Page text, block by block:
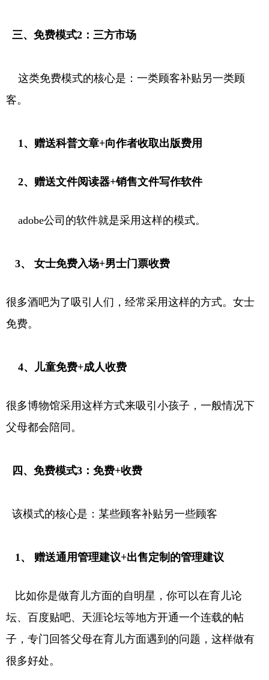
三、免费模式2：三方市场
这类免费模式的核心是：一类顾客补贴另一类顾
客。
1、赠送科普文章+向作者收取出版费用
2、赠送文件阅读器+销售文件写作软件
adobe公司的软件就是采用这样的模式。
3、 女士免费入场+男士门票收费
很多酒吧为了吸引人们，经常采用这样的方式。女士
免费。
4、儿童免费+成人收费
很多博物馆采用这样方式来吸引小孩子，一般情况下
父母都会陪同。
四、免费模式3：免费+收费
该模式的核心是：某些顾客补贴另一些顾客
1、 赠送通用管理建议+出售定制的管理建议
比如你是做育儿方面的自明星，你可以在育儿论
坛、百度贴吧、天涯论坛等地方开通一个连载的帖
子，专门回答父母在育儿方面遇到的问题，这样做有
很多好处。